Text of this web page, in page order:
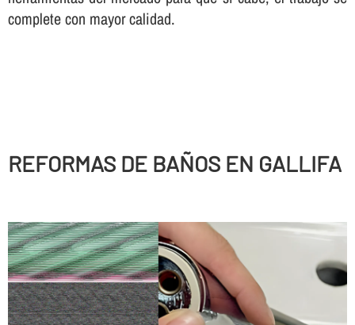
complete con mayor calidad.
REFORMAS DE BAÑOS EN GALLIFA